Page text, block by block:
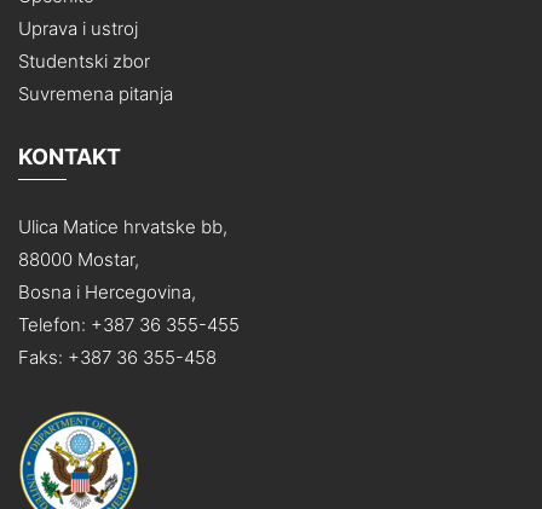
Uprava i ustroj
Studentski zbor
Suvremena pitanja
KONTAKT
Ulica Matice hrvatske bb,
88000 Mostar,
Bosna i Hercegovina,
Telefon: +387 36 355-455
Faks: +387 36 355-458